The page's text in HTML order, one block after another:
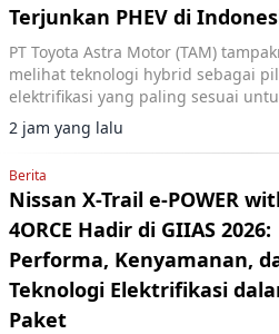
Terjunkan PHEV di
PT Toyota Astra Motor (TAM)
melihat teknologi hybrid sebagai
elektrifikasi yang paling sesuai
Indonesia.
2 jam yang lalu
Berita
Nissan X-Trail e-POWER
4ORCE Hadir di GIIAS 2026:
Performa, Kenyamanan,
Teknologi Elektrifikasi
Paket